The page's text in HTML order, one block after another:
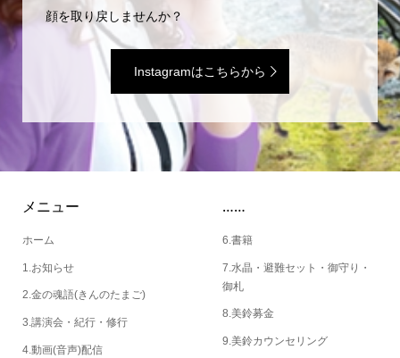
顔を取り戻しませんか？
Instagramはこちらから
メニュー
ホーム
1.お知らせ
2.金の魂語(きんのたまご)
3.講演会・紀行・修行
4.動画(音声)配信
……
6.書籍
7.水晶・避難セット・御守り・
御札
8.美鈴募金
9.美鈴カウンセリング